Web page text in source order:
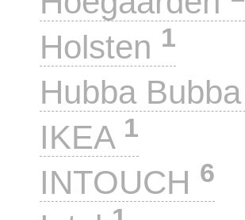
Holsten 1
Hubba Bubba
IKEA 1
INTOUCH 6